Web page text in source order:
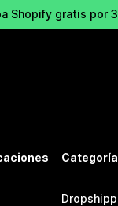
Shopify gratis por